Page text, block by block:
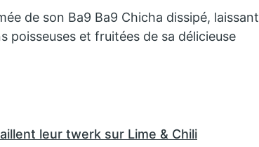
de son Ba9 Ba9 Chicha dissipé, laissant
poisseuses et fruitées de sa délicieuse
leur twerk sur Lime & Chili